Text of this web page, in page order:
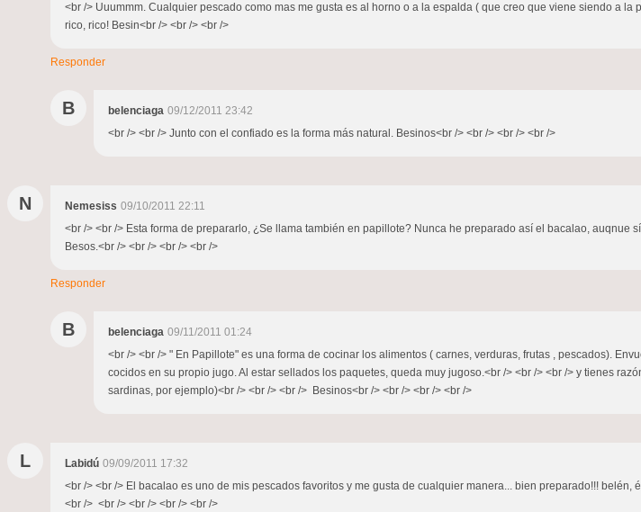
<br /> Uuummm. Cualquier pescado como mas me gusta es al horno o a la espalda ( que creo que viene siendo a
rico, rico! Besin<br /> <br /> <br />
Responder
B belenciaga 09/12/2011 23:42
<br /> <br /> Junto con el confiado es la forma más natural. Besinos<br /> <br /> <br /> <br />
N Nemesiss 09/10/2011 22:11
<br /> <br /> Esta forma de prepararlo, ¿Se llama también en papillote? Nunca he preparado así el bacalao,
Besos.<br /> <br /> <br /> <br />
Responder
B belenciaga 09/11/2011 01:24
<br /> <br /> " En Papillote" es una forma de cocinar los alimentos ( carnes, verduras, frutas , pescados).
cocidos en su propio jugo. Al estar sellados los paquetes, queda muy jugoso.<br /> <br /> <br /> y tienes
sardinas, por ejemplo)<br /> <br /> <br /> Besinos<br /> <br /> <br /> <br />
L Labidú 09/09/2011 17:32
<br /> <br /> El bacalao es uno de mis pescados favoritos y me gusta de cualquier manera... bien preparado!!!
<br /> <br /> <br /> <br /> <br />